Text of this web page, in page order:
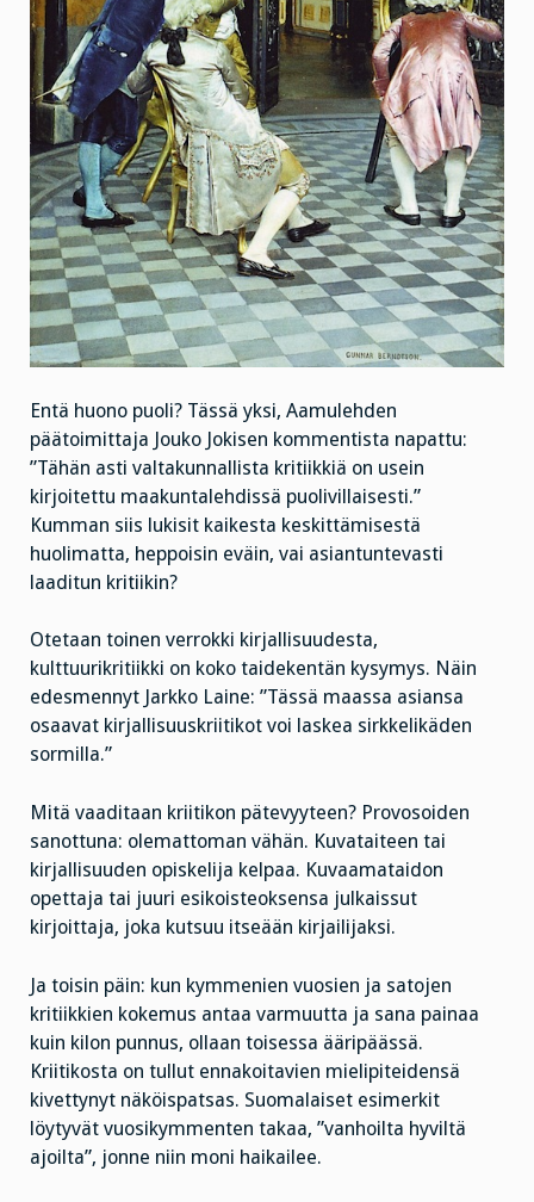
Entä huono puoli? Tässä yksi, Aamulehden
päätoimittaja Jouko Jokisen kommentista napattu:
”Tähän asti valtakunnallista kritiikkiä on usein
kirjoitettu maakuntalehdissä puolivillaisesti.”
Kumman siis lukisit kaikesta keskittämisestä
huolimatta, heppoisin eväin, vai asiantuntevasti
laaditun kritiikin?
Otetaan toinen verrokki kirjallisuudesta,
kulttuurikritiikki on koko taidekentän kysymys. Näin
edesmennyt Jarkko Laine: ”Tässä maassa asiansa
osaavat kirjallisuuskriitikot voi laskea sirkkelikäden
sormilla.”
Mitä vaaditaan kriitikon pätevyyteen? Provosoiden
sanottuna: olemattoman vähän. Kuvataiteen tai
kirjallisuuden opiskelija kelpaa. Kuvaamataidon
opettaja tai juuri esikoisteoksensa julkaissut
kirjoittaja, joka kutsuu itseään kirjailijaksi.
Ja toisin päin: kun kymmenien vuosien ja satojen
kritiikkien kokemus antaa varmuutta ja sana painaa
kuin kilon punnus, ollaan toisessa ääripäässä.
Kriitikosta on tullut ennakoitavien mielipiteidensä
kivettynyt näköispatsas. Suomalaiset esimerkit
löytyvät vuosikymmenten takaa, ”vanhoilta hyviltä
ajoilta”, jonne niin moni haikailee.